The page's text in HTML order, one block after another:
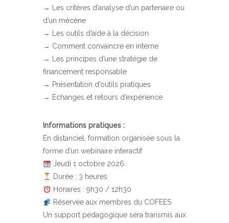
→ Les critères d’analyse d’un partenaire ou
d’un mécène
→ Les outils d’aide à la décision
→ Comment convaincre en interne
→ Les principes d’une stratégie de
financement responsable
→ Présentation d’outils pratiques
→ Échanges et retours d’expérience
Informations pratiques :
En distanciel, formation organisée sous la
forme d’un webinaire interactif
Jeudi 1 octobre 2026
Durée : 3 heures
Horaires : 9h30 / 12h30
Réservée aux membres du COFEES
Un support pédagogique sera transmis aux